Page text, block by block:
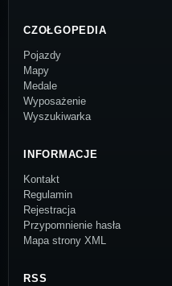
CZOŁGOPEDIA
Pojazdy
Mapy
Medale
Wyposażenie
Wyszukiwarka
INFORMACJE
Kontakt
Regulamin
Rejestracja
Przypomnienie hasła
Mapa strony XML
RSS